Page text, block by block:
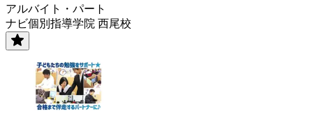
アルバイト・パート
ナビ個別指導学院 西尾校